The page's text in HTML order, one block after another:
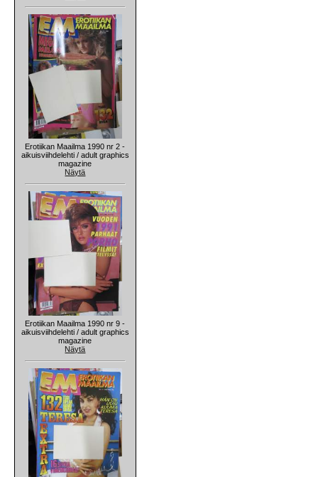
Erotiikan Maailma 1990 nr 2 -
aikuisviihdelehti / adult graphics
magazine
Näytä
Erotiikan Maailma 1990 nr 9 -
aikuisviihdelehti / adult graphics
magazine
Näytä